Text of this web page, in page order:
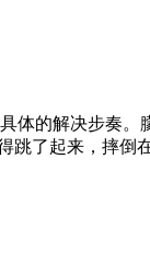
体的解决步奏。
了起来，摔倒